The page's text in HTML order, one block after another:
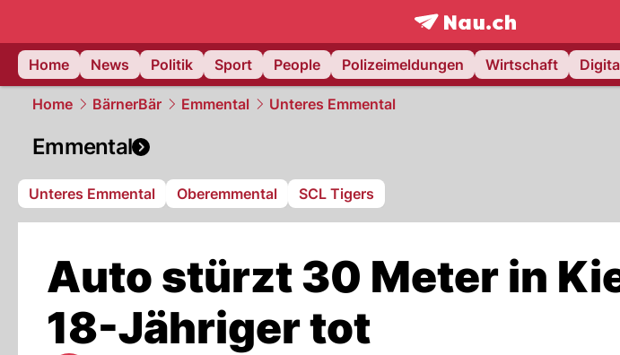
frontpage.NAU.ch
Home
News Politik Sport People Polizeimeldungen Wirtschaft
Home BärnerBär Emmental Unteres Emmental
Emmental
Unteres Emmental Oberemmental SCL Tigers
Auto stürzt 30 Meter in
18-Jähriger tot